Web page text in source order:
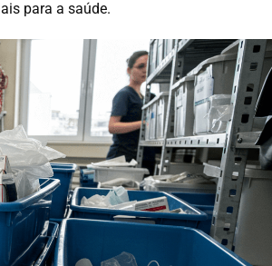
para a saúde.